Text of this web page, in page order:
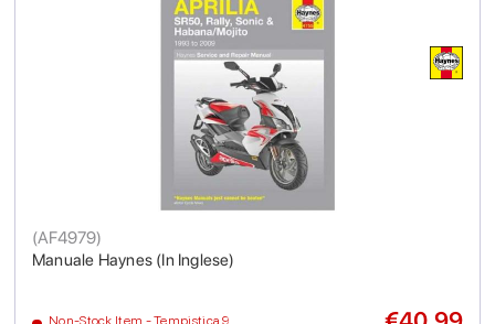
Manuale Haynes (In Inglese)
(AF4979)
Non-Stock Item - Tempistica 9